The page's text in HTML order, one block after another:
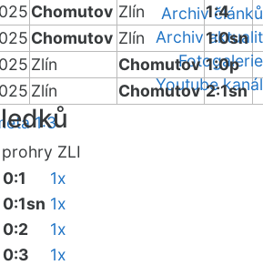
Archiv článků
Archiv aktualit
Fotogalerie
Youtube kanál
1:3
Chomutov Zlín
1:4
Chomutov Zlín
1:0sn
Zlín Chomutov 1:0p
Zlín Chomutov 2:1sn
prohry ZLI
0:1
1x
0:1sn 1x
0:2
1x
0:3
1x